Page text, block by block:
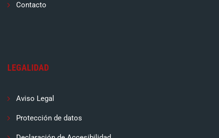
Contacto
LEGALIDAD
Aviso Legal
Protección de datos